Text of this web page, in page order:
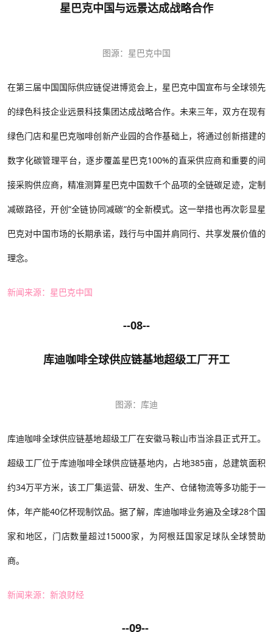
星巴克中国与远景达成战略合作
图源：星巴克中国
在第三届中国国际供应链促进博览会上，星巴克中国宣布与全球领先
的绿色科技企业远景科技集团达成战略合作。未来三年，双方在现有
绿色门店和星巴克咖啡创新产业园的合作基础上，将通过创新搭建的
数字化碳管理平台，逐步覆盖星巴克100%的直采供应商和重要的间
接采购供应商，精准测算星巴克中国数千个品项的全链碳足迹，定制
减碳路径，开创“全链协同减碳”的全新模式。这一举措也再次彰显星
巴克对中国市场的长期承诺，践行与中国并肩同行、共享发展价值的
理念。
新闻来源：星巴克中国
--08--
库迪咖啡全球供应链基地超级工厂开工
图源：库迪
库迪咖啡全球供应链基地超级工厂在安徽马鞍山市当涂县正式开工。
超级工厂位于库迪咖啡全球供应链基地内，占地385亩，总建筑面积
约34万平方米，该工厂集运营、研发、生产、仓储物流等多功能于一
体，年产能40亿杯现制饮品。据了解，库迪咖啡业务遍及全球28个国
家和地区，门店数量超过15000家，为阿根廷国家足球队全球赞助
商。
新闻来源：新浪财经
--09--